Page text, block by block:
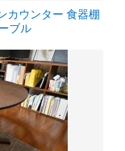
カウンター 食器棚
ブル